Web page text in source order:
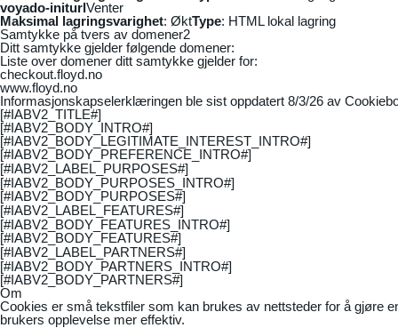
voyado-initurlVenter
Maksimal lagringsvarighet: ØktType: HTML lokal lagring
Samtykke på tvers av domener2
Ditt samtykke gjelder følgende domener:
Liste over domener ditt samtykke gjelder for:
checkout.floyd.no
www.floyd.no
Informasjonskapselerklæringen ble sist oppdatert 8/3/26 av
[#IABV2_TITLE#]
[#IABV2_BODY_INTRO#]
[#IABV2_BODY_LEGITIMATE_INTEREST_INTRO#]
[#IABV2_BODY_PREFERENCE_INTRO#]
[#IABV2_LABEL_PURPOSES#]
[#IABV2_BODY_PURPOSES_INTRO#]
[#IABV2_BODY_PURPOSES#]
[#IABV2_LABEL_FEATURES#]
[#IABV2_BODY_FEATURES_INTRO#]
[#IABV2_BODY_FEATURES#]
[#IABV2_LABEL_PARTNERS#]
[#IABV2_BODY_PARTNERS_INTRO#]
[#IABV2_BODY_PARTNERS#]
Om
Cookies er små tekstfiler som kan brukes av nettsteder for å gjøre
brukers opplevelse mer effektiv.